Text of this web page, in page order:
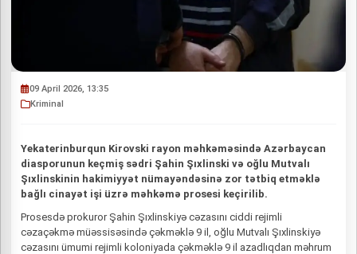
09 April 2026, 13:35
Kriminal
Yekaterinburqun Kirovski rayon məhkəməsində Azərbaycan
diasporunun keçmiş sədri Şahin Şıxlinski və oğlu Mutvalı
Şıxlinskinin hakimiyyət nümayəndəsinə zor tətbiq etməklə
bağlı cinayət işi üzrə məhkəmə prosesi keçirilib.
Prosesdə prokuror Şahin Şıxlinskiyə cəzasını ciddi rejimli
cəzaçəkmə müəssisəsində çəkməklə 9 il, oğlu Mutvalı Şıxlinskiyə
cəzasını ümumi rejimli koloniyada çəkməklə 9 il azadlıqdan məhrum